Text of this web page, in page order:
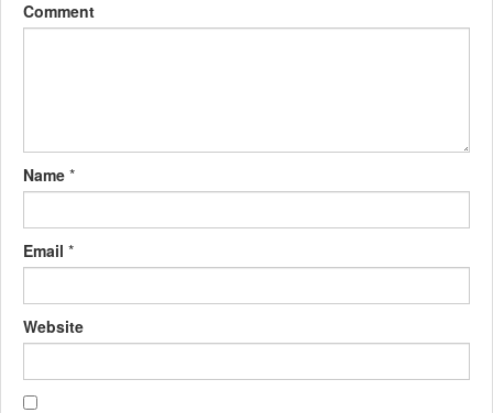
Comment
Name *
Email *
Website